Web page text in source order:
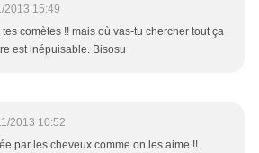
2013 15:49
comètes !! mais où vas-tu chercher tout ça
est inépuisable. Bisosu
2013 10:52
par les cheveux comme on les aime !!